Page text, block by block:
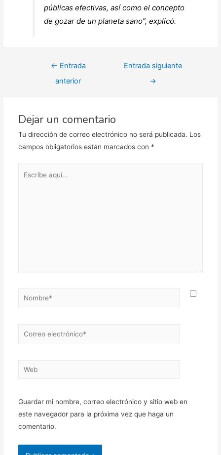
públicas efectivas, así como el concepto
de gozar de un planeta sano”, explicó.
Navegación
← Entrada
anterior
Entrada siguiente
→
Dejar un comentario
Tu dirección de correo electrónico no será publicada. Los
campos obligatorios están marcados con *
Nombre*
Correo
Web
Guardar mi nombre, correo electrónico y sitio web en
este navegador para la próxima vez que haga un
comentario.